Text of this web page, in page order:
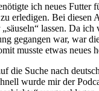
ich neues Futter
erledigen. Bei diesen
lassen. Da ich
gegangen war, war
musste etwas neues
die Suche nach
wurde mir der